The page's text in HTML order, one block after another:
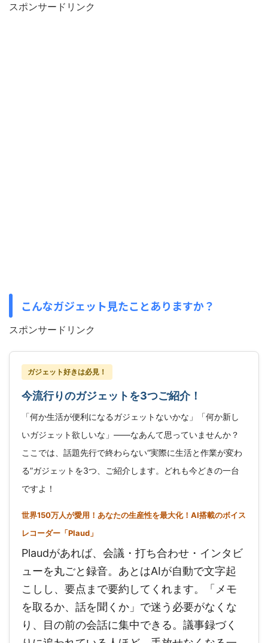
スポンサードリンク
こんなガジェット見たことありますか？
スポンサードリンク
ガジェット好きは必見！
今流行りのガジェットを3つご紹介！
「何か生活が便利になるガジェットないかな」「何か新し
いガジェット欲しいな」——なあんて思っていませんか？
ここでは、話題先行で終わらない“実際に生活と作業が変わ
る”ガジェットを3つ、ご紹介します。どれも今どきの一台
ですよ！
世界150万人が愛用！あなたの生産性を最大化！AI搭載のボイス
レコーダー「Plaud」
Plaudがあれば、会議・打ち合わせ・インタビ
ューを丸ごと録音。あとはAIが自動で文字起
こしし、要点まで要約してくれます。「メモ
を取るか、話を聞くか」で迷う必要がなくな
り、目の前の会話に集中できる。議事録づく